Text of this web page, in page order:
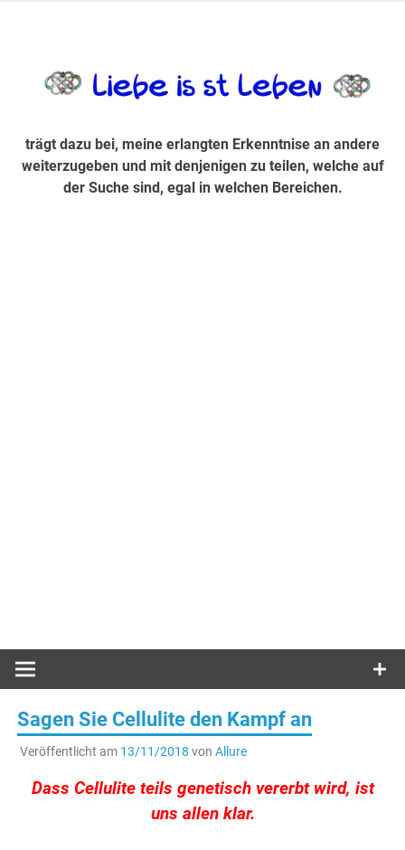
Suche sind, egal in welchen Bereichen.
trägt dazu bei, meine erlangten Erkenntnise an andere
weiterzugeben und mit denjenigen zu teilen, welche auf
der Suche sind, egal in welchen Bereichen.
Sagen Sie Cellulite den Kampf an
Veröffentlicht am 13/11/2018 von Allure
Dass Cellulite teils genetisch vererbt wird, ist
uns allen klar.